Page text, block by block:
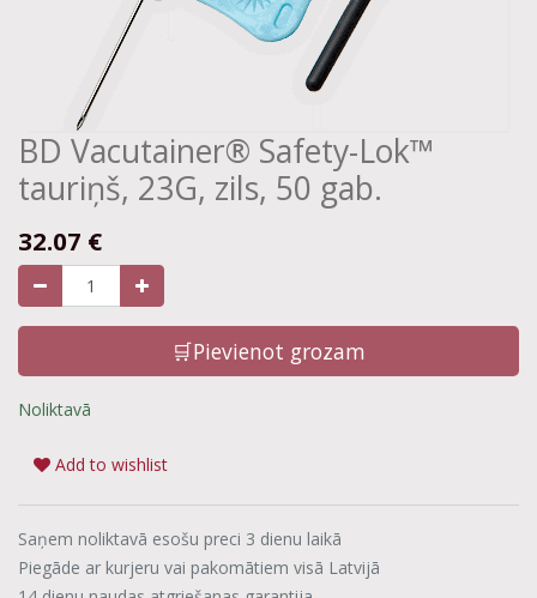
BD Vacutainer® Safety-Lok™
tauriņš, 23G, zils, 50 gab.
32.07 €
🛒Pievienot grozam
Noliktavā
Add to wishlist
Saņem noliktavā esošu preci 3 dienu laikā
Piegāde ar kurjeru vai pakomātiem visā Latvijā